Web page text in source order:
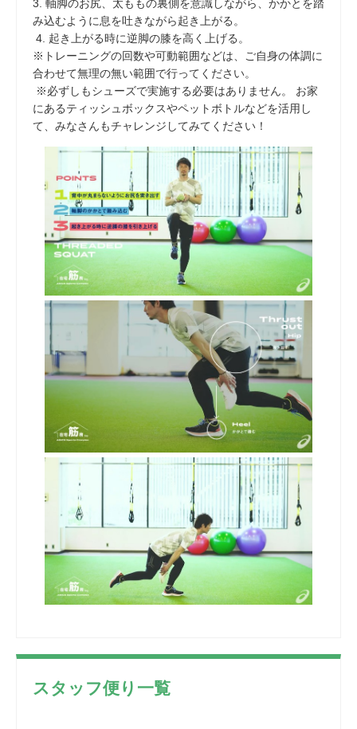
3. 軸脚のお尻、太ももの裏側を意識しながら、かかとを踏
み込むように息を吐きながら起き上がる。
4. 起き上がる時に逆脚の膝を高く上げる。
※トレーニングの回数や可動範囲などは、ご自身の体調に
合わせて無理の無い範囲で行ってください。
※必ずしもシューズで実施する必要はありません。 お家
にあるティッシュボックスやペットボトルなどを活用し
て、みなさんもチャレンジしてみてください！
スタッフ便り一覧